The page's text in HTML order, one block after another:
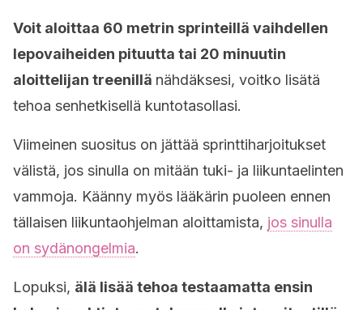
Voit aloittaa 60 metrin sprinteillä vaihdellen
lepovaiheiden pituutta tai 20 minuutin
aloittelijan treenillä nähdäksesi, voitko lisätä
tehoa senhetkisellä kuntotasollasi.
Viimeinen suositus on jättää sprinttiharjoitukset
välistä, jos sinulla on mitään tuki- ja liikuntaelinten
vammoja. Käänny myös lääkärin puoleen ennen
tällaisen liikuntaohjelman aloittamista, jos sinulla
on sydänongelmia.
Lopuksi, älä lisää tehoa testaamatta ensin